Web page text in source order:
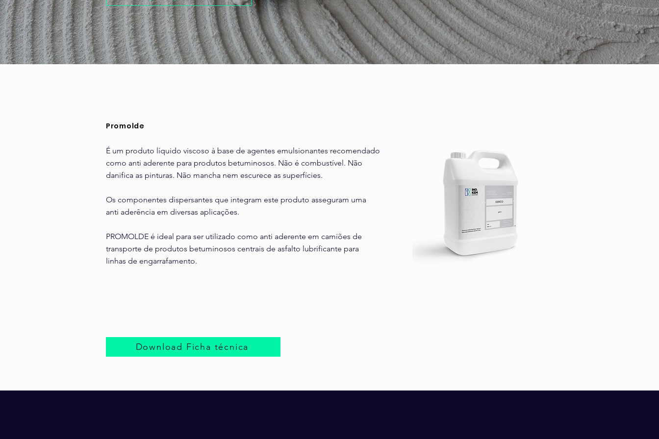
Promolde
É um produto líquido viscoso à base de agentes emulsionantes recomendado
como anti aderente para produtos betuminosos. Não é combustível. Não
danifica as pinturas. Não mancha nem escurece as superfícies.
Os componentes dispersantes que integram este produto asseguram uma
anti aderência em diversas aplicações.
PROMOLDE é ideal para ser utilizado como anti aderente em camiões de
transporte de produtos betuminosos centrais de asfalto lubrificante para
linhas de engarrafamento.
Download Ficha técnica